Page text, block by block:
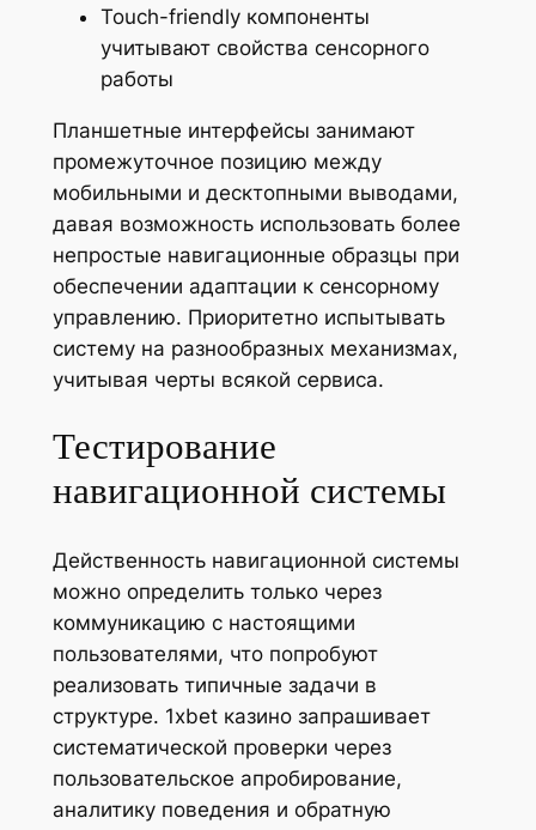
Touch-friendly компоненты
учитывают свойства сенсорного
работы
Планшетные интерфейсы занимают
промежуточное позицию между
мобильными и десктопными выводами,
давая возможность использовать более
непростые навигационные образцы при
обеспечении адаптации к сенсорному
управлению. Приоритетно испытывать
систему на разнообразных механизмах,
учитывая черты всякой сервиса.
Тестирование
навигационной системы
Действенность навигационной системы
можно определить только через
коммуникацию с настоящими
пользователями, что попробуют
реализовать типичные задачи в
структуре. 1xbet казино запрашивает
систематической проверки через
пользовательское апробирование,
аналитику поведения и обратную